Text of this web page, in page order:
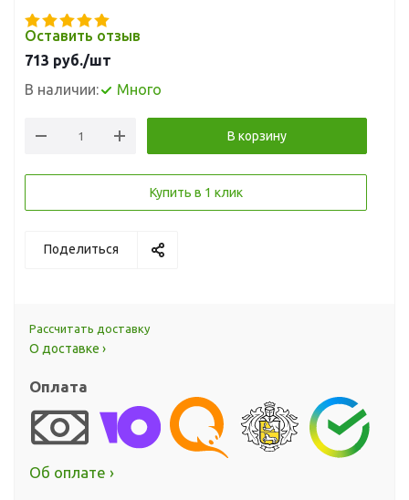
Оставить отзыв
713 руб./шт
В наличии:
Много
В корзину
Купить в 1 клик
Поделиться
Рассчитать доставку
О доставке ›
Оплата
Об оплате ›